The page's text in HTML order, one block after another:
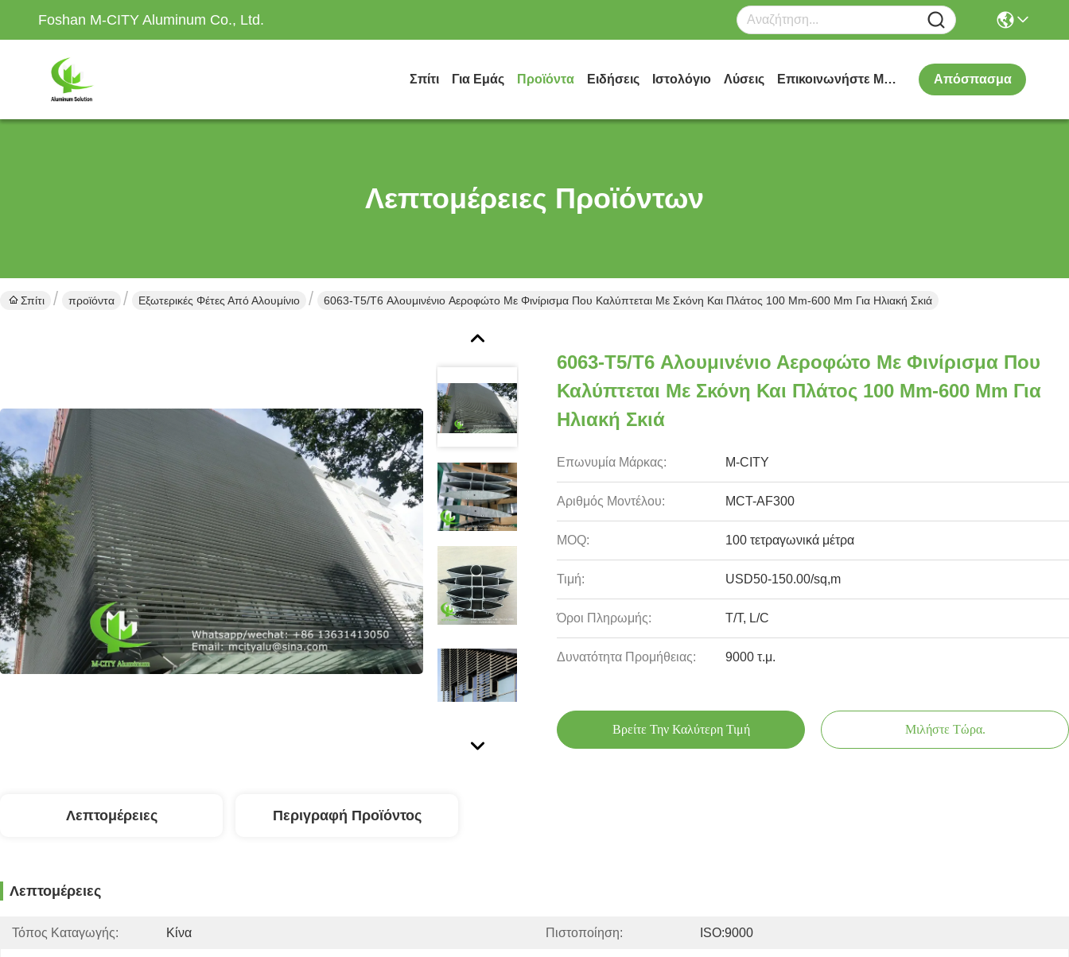
Foshan M-CITY Aluminum Co., Ltd.
Σπίτι Για Εμάς Προϊόντα Ειδήσεις Ιστολόγιο Λύσεις Επικοινωνήστε Μαζί Μας Απόσπασμα
Λεπτομέρειες Προϊόντων
Σπίτι προϊόντα Εξωτερικές Φέτες Από Αλουμίνιο 6063-T5/T6 Αλουμινένιο Αεροφώτο Με Φινίρισμα Που Καλύπτεται Με Σκόνη Και Πλάτος 100 Mm-600 Mm Για Ηλιακή Σκιά
6063-T5/T6 Αλουμινένιο Αεροφώτο Με Φινίρισμα Που
Καλύπτεται Με Σκόνη Και Πλάτος 100 Mm-600 Mm Για
Ηλιακή Σκιά
Επωνυμία Μάρκας: M-CITY
Αριθμός Μοντέλου: MCT-AF300
MOQ: 100 τετραγωνικά μέτρα
Τιμή: USD50-150.00/sq,m
Όροι Πληρωμής: T/T, L/C
Δυνατότητα Προμήθειας: 9000 τ.μ.
Βρείτε Την Καλύτερη Τιμή Μιλήστε Τώρα.
Λεπτομέρειες Περιγραφή Προϊόντος
Λεπτομέρειες
Τόπος Καταγωγής: Κίνα Πιστοποίηση: ISO:9000